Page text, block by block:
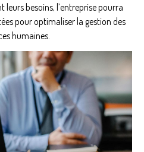
besoins, l’entreprise pourra
pour optimaliser la gestion des
humaines.